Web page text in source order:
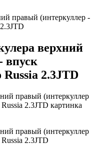
правый (интеркуллер -
верхний
впуск
2.3JTD